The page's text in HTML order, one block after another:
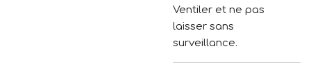
Ventiler et ne pas
laisser sans
surveillance.